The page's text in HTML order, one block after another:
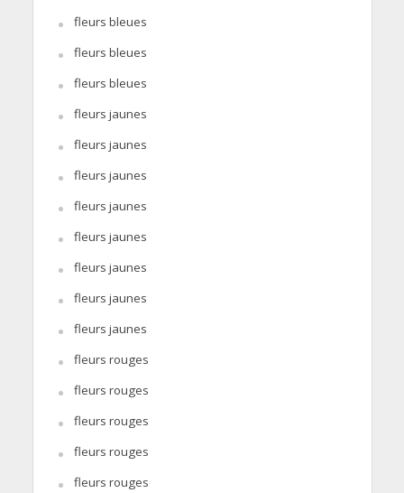
fleurs bleues
fleurs bleues
fleurs bleues
fleurs jaunes
fleurs jaunes
fleurs jaunes
fleurs jaunes
fleurs jaunes
fleurs jaunes
fleurs jaunes
fleurs jaunes
fleurs rouges
fleurs rouges
fleurs rouges
fleurs rouges
fleurs rouges